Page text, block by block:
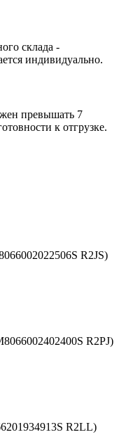
склада -
индивидуально.
превышать 7
к отгрузке.
R2JS)
R2PJ)
R2LL)